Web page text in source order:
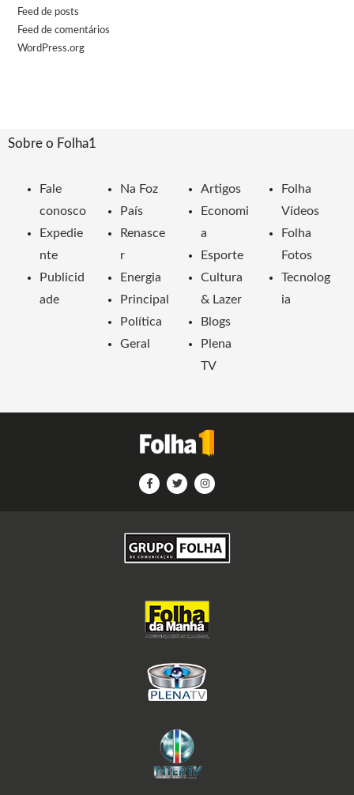
Feed de posts
Feed de comentários
WordPress.org
Sobre o Folha1
Fale
conosco
Expedie
nte
Publicid
ade
Na Foz
País
Renasce
r
Energia
Principal
Política
Geral
Artigos
Economi
a
Esporte
Cultura
& Lazer
Blogs
Plena
TV
Folha
Vídeos
Folha
Fotos
Tecnolog
ia